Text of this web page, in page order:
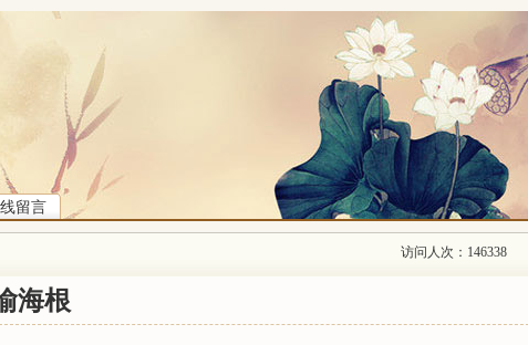
留言
访问人次：146338
海根